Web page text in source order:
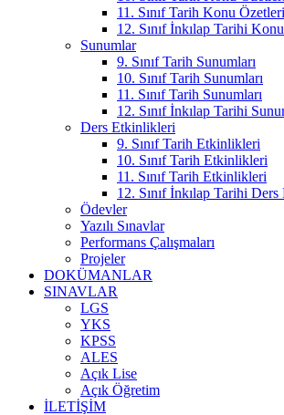
11. Sınıf Tarih Konu Özetleri
12. Sınıf İnkılap Tarihi
Sunumlar
9. Sınıf Tarih Sunumları
10. Sınıf Tarih Sunumları
11. Sınıf Tarih Sunumları
12. Sınıf İnkılap Tarihi
Ders Etkinlikleri
9. Sınıf Tarih Etkinlikleri
10. Sınıf Tarih Etkinlikleri
11. Sınıf Tarih Etkinlikleri
12. Sınıf İnkılap Tarihi
Ödevler
Yazılı Sınavlar
Performans Çalışmaları
Projeler
DOKÜMANLAR
SINAVLAR
LGS
YKS
KPSS
ALES
Açık Lise
Açık Öğretim
İLETIŞIM